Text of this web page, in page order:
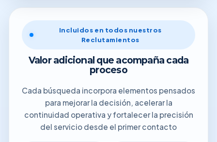
Incluidos en todos nuestros
Reclutamientos
Valor adicional que acompaña cada
proceso
Cada búsqueda incorpora elementos pensados
para mejorar la decisión, acelerar la
continuidad operativa y fortalecer la precisión
del servicio desde el primer contacto